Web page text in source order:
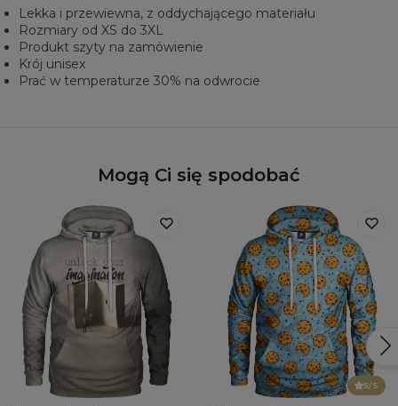
Lekka i przewiewna, z oddychającego materiału
Rozmiary od XS do 3XL
Produkt szyty na zamówienie
Krój unisex
Prać w temperaturze 30% na odwrocie
Mogą Ci się spodobać
5/5